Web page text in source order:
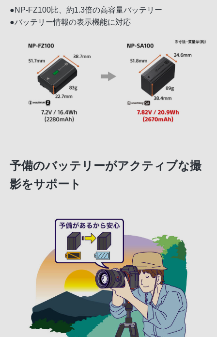
●NP-FZ100比、約1.3倍の高容量バッテリー
●バッテリー情報の表示機能に対応
予備のバッテリーがアクティブな撮
影をサポート